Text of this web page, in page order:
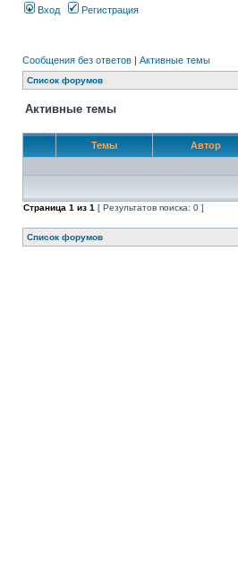
Вход Регистрация
Сообщения без ответов | Активные темы
Список форумов
Активные темы
Темы Автор
Страница 1 из 1 [ Результатов поиска: 0 ]
Список форумов